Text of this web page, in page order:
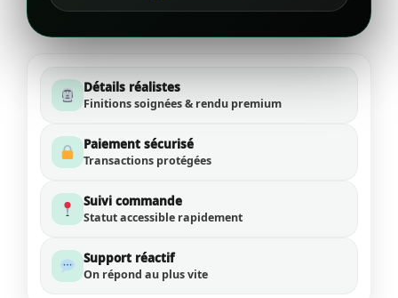
Détails réalistes
Finitions soignées & rendu premium
Paiement sécurisé
Transactions protégées
Suivi commande
Statut accessible rapidement
Support réactif
On répond au plus vite